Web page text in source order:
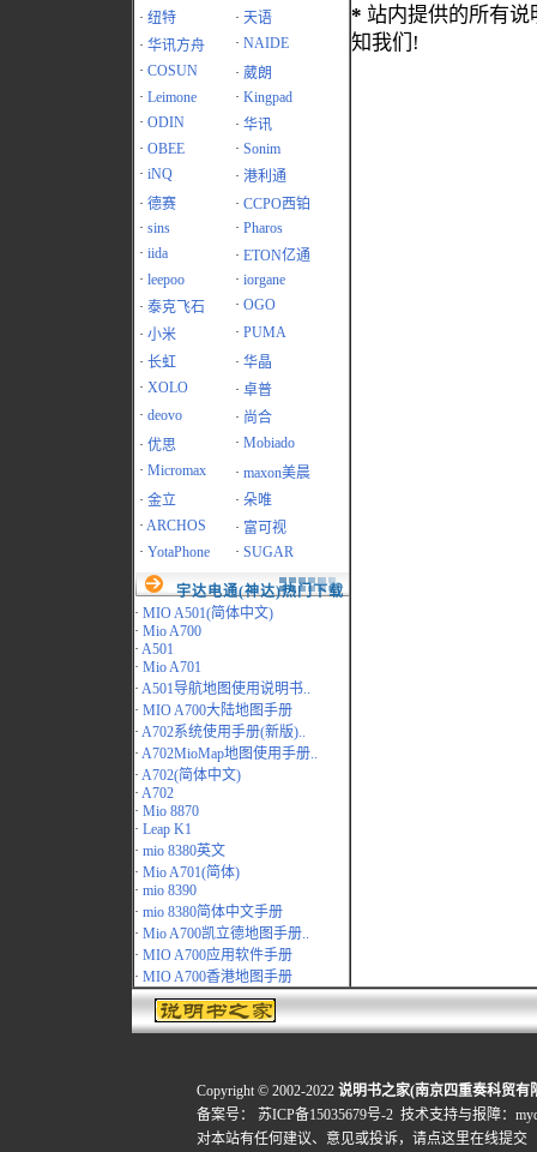
· 纽特 · 天语
· 华讯方舟 · NAIDE
· COSUN · 葳朗
· Leimone · Kingpad
· ODIN · 华讯
· OBEE · Sonim
· iNQ · 港利通
· 德赛 · CCPO西铂
· sins · Pharos
· iida · ETON亿通
· leepoo · iorgane
· 泰克飞石 · OGO
· 小米 · PUMA
· 长虹 · 华晶
· XOLO · 卓普
· deovo · 尚合
· 优思 · Mobiado
· Micromax · maxon美晨
· 金立 · 朵唯
· ARCHOS · 富可视
· YotaPhone · SUGAR
宇达电通(神达)热门下载
· MIO A501(简体中文)
· Mio A700
· A501
· Mio A701
· A501导航地图使用说明书..
· MIO A700大陆地图手册
· A702系统使用手册(新版)..
· A702MioMap地图使用手册..
· A702(简体中文)
· A702
· Mio 8870
· Leap K1
· mio 8380英文
· Mio A701(简体)
· mio 8390
· mio 8380简体中文手册
· Mio A700凯立德地图手册..
· MIO A700应用软件手册
· MIO A700香港地图手册
* 站内提供的所有
知我们!
Copyright © 2002-2022 说明书之家(南京四重奏科贸有
备案号：
苏ICP备15035679号-2 技术支持与报障：
对本站有任何建议、意见或投诉， 请点这里在线提交